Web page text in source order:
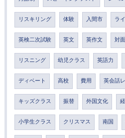
リスキリング 体験 入間市 ラ
英検二次試験 英文 英作文 対面
リスニング 幼児クラス 英語力
ディベート 高校 費用 英会話
キッズクラス 振替 外国文化
小学生クラス クリスマス 南国